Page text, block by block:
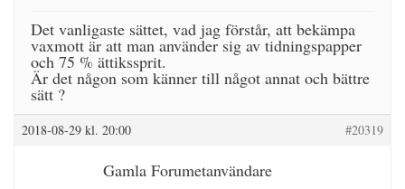
Det vanligaste sättet, vad jag förstår, att bekämpa
vaxmott är att man använder sig av tidningspapper
och 75 % ättikssprit.
Är det någon som känner till något annat och bättre
sätt ?
2018-08-29 kl. 20:00 #20319
Gamla Forumetanvändare